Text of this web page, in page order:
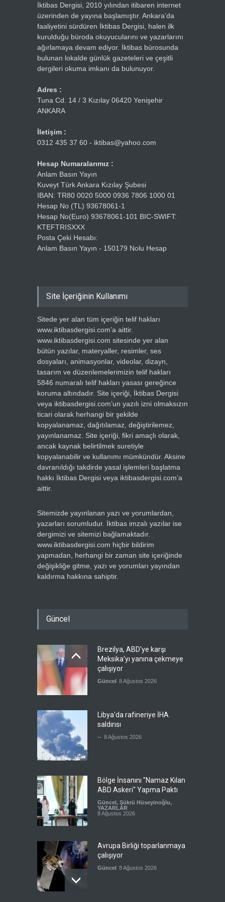
İktibas Dergisi, 2010 yılından itibaren internet
üzerinden de yayına başlamıştır. Ankara’da
faaliyetini sürdüren İktibas Dergisi, halen ilk
kurulduğu büroda okuyucularını ve yazarlarını
ağırlamaya devam ediyor. İktibas bürosunda
bulunan lokalde günlük gazeteleri ve çeşitli
dergileri okuma imkanı da bulunuyor.
Adres :
Tuna Cd. 14 / 3 Kızılay 06420 Yenişehir
ANKARA
İletişim :
0312 435 37 60 - iktibas@yahoo.com
Hesap Numaralarımız :
Anlam Basın Yayın
Kuveyt Türk Ankara Kızılay Şubesi
IBAN: TR80 0020 5000 0936 7806 1000 01
Hesap No (TL) 93678061-1
Hesap No(Euro) 93678061-101 BIC-SWIFT:
KTEFTRISXXX
Posta Çeki Hesabı:
Anlam Basın Yayın - 150179 Nolu Hesap
Site İçeriğinin Kullanımı
Sitede yer alan tüm içeriğin telif hakları
www.iktibasdergisi.com’a aittir.
www.iktibasdergisi.com sitesinde yer alan
bütün yazılar, materyaller, resimler, ses
dosyaları, animasyonlar, videolar, dizayn,
tasarım ve düzenlemelerimizin telif hakları
5846 numaralı telif hakları yasası gereğince
koruma altındadır. Site içeriği, İktibas Dergisi
veya iktibasdergisi.com’un yazılı izni olmaksızın
ticari olarak herhangi bir şekilde
kopyalanamaz, dağıtılamaz, değiştirilemez,
yayınlanamaz. Site içeriği, fikri amaçlı olarak,
ancak kaynak belirtilmek suretiyle
kopyalanabilir ve kullanımı mümkündür. Aksine
davranıldığı takdirde yasal işlemleri başlatma
hakkı İktibas Dergisi veya iktibasdergisi.com’a
aittir.
Sitemizde yayınlanan yazı ve yorumlardan,
yazarları sorumludur. İktibas imzalı yazılar ise
dergimizi ve sitemizi bağlamaktadır.
www.iktibasdergisi.com hiçbir bildirim
yapmadan, herhangi bir zaman site içeriğinde
değişikliğe gitme, yazı ve yorumları yayından
kaldırma hakkına sahiptir.
Güncel
Brezilya, ABD'ye karşı
Meksika'yı yanına çekmeye
çalışıyor
Güncel 8 Ağustos 2026
Libya'da rafineriye İHA
saldırısı
-- 8 Ağustos 2026
Bölge İnsanını "Namaz Kılan
ABD Askeri" Yapma Paktı
Güncel , Şükrü Hüseyinoğlu,
YAZARLAR
8 Ağustos 2026
Avrupa Birliği toparlanmaya
çalışıyor
Güncel 8 Ağustos 2026